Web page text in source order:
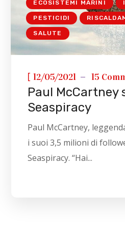
ECOSISTEMI MARINI
PESTICIDI
SALUTE
[12/05/2021 15
Paul McCartney
Seaspiracy
Paul McCartney,
i suoi 3,5 milioni di
Seaspiracy. “Hai...